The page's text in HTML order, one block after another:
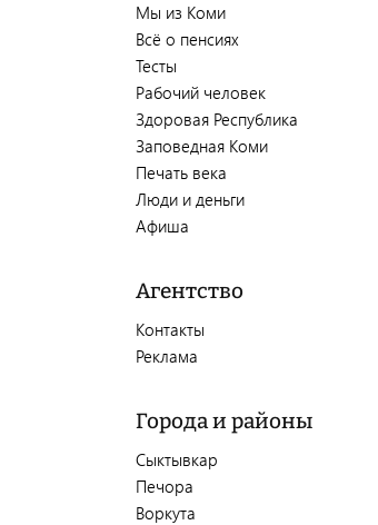
Мы из Коми
Всё о пенсиях
Тесты
Рабочий человек
Здоровая Республика
Заповедная Коми
Печать века
Люди и деньги
Афиша
Агентство
Контакты
Реклама
Города и районы
Сыктывкар
Печора
Воркута